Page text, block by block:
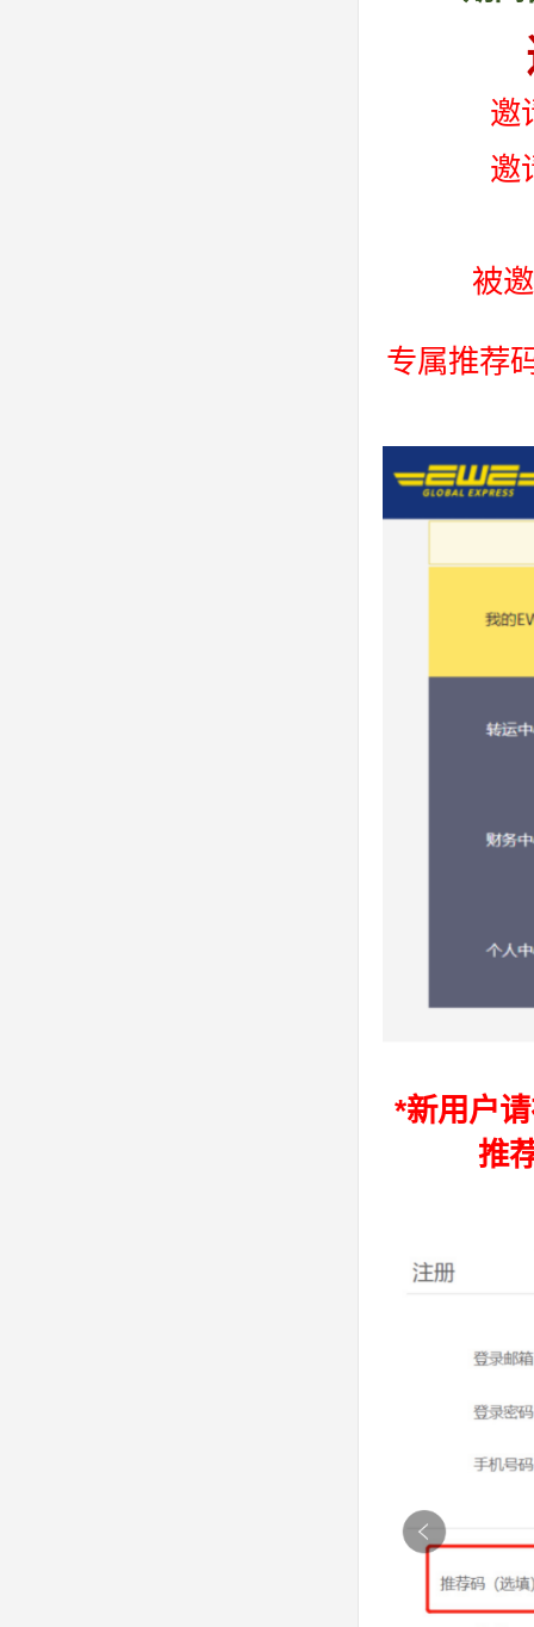
邀
邀
被
专属推荐
*新用户
推